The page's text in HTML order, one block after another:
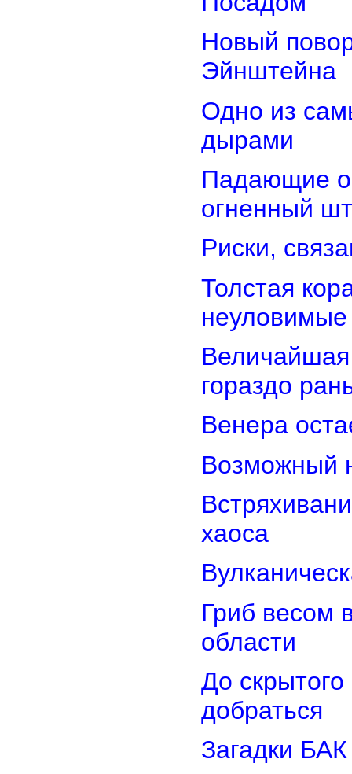
Новый
Эйнштейна
Одно из
дырами
Падающие
огненный
Риски,
Толстая
Величайшая
гораздо
Венера
Возможный
хаоса
Гриб весом
области
До
добраться
Загадки